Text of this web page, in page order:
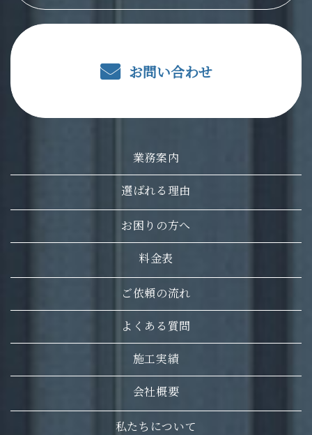
お問い合わせ
業務案内
選ばれる理由
お困りの方へ
料金表
ご依頼の流れ
よくある質問
施工実績
会社概要
私たちについて